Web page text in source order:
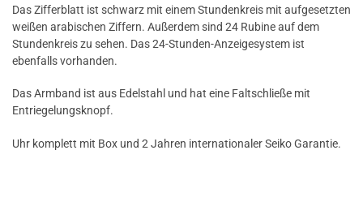
Das Zifferblatt ist schwarz mit einem Stundenkreis mit aufgesetzten
weißen arabischen Ziffern. Außerdem sind 24 Rubine auf dem
Stundenkreis zu sehen. Das 24-Stunden-Anzeigesystem ist
ebenfalls vorhanden.
Das Armband ist aus Edelstahl und hat eine Faltschließe mit
Entriegelungsknopf.
Uhr komplett mit Box und 2 Jahren internationaler Seiko Garantie.